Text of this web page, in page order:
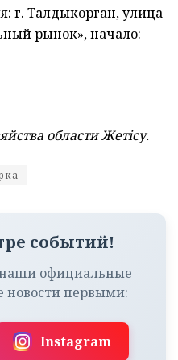
г. Талдыкорган, улица
рынок», начало:
области Жетiсу.
событий!
официальные
новости первыми:
Instagram